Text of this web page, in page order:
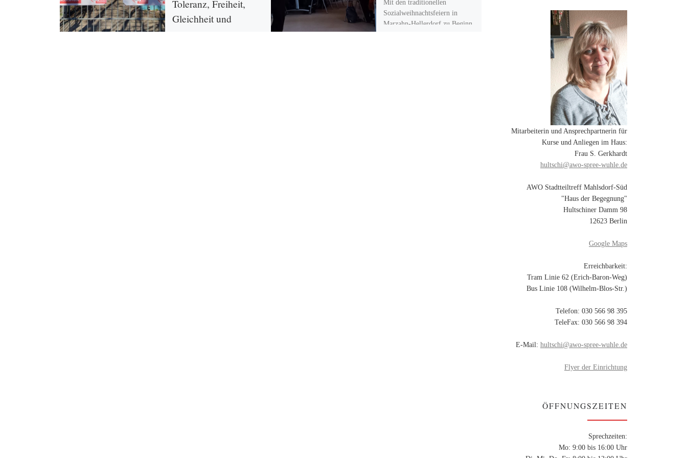
Toleranz, Freiheit,
Gleichheit und
Mit den traditionellen
Sozialweihnachtsfeiern in
Marzahn-Hellerdorf zu Beginn
Detlef Röhl
Am 5. Juli 2026 wurde im
Haus der Begegnung / AWO
Stadtteiltreff Mahlsdorf-Süd
die gemeinsame Ausstellung
von Armgard und Detlef Röhl
feierlich […]
Mitarbeiterin und Ansprechpartnerin für
Kurse und Anliegen im Haus:
Frau S. Gerkhardt
hultschi@awo-spree-wuhle.de
AWO Stadtteiltreff Mahlsdorf-Süd
"Haus der Begegnung"
Hultschiner Damm 98
12623 Berlin
Google Maps
Erreichbarkeit:
Tram Linie 62 (Erich-Baron-Weg)
Bus Linie 108 (Wilhelm-Blos-Str.)
Telefon: 030 566 98 395
TeleFax: 030 566 98 394
E-Mail: hultschi@awo-spree-wuhle.de
Flyer der Einrichtung
ÖFFNUNGSZEITEN
Sprechzeiten:
Mo: 9:00 bis 16:00 Uhr